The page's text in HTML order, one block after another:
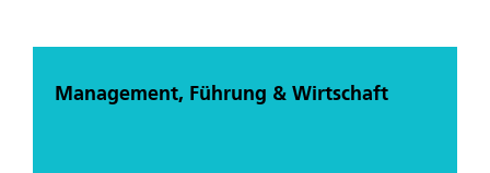
Management, Führung & Wirtschaft